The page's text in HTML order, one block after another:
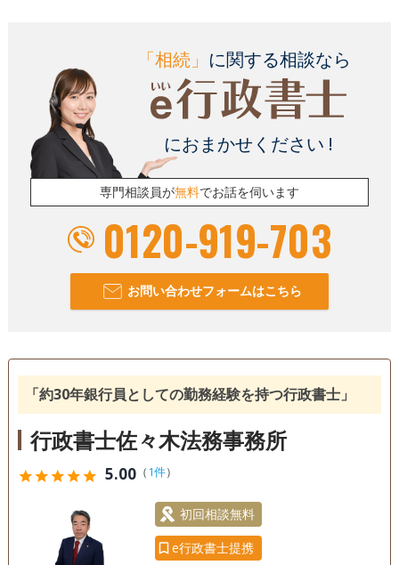
ンで高値売却したり、遺産分割後の親族間不動産売買や不動
産交換契約、相続の前後でもご相談いただける「相続不動産
の共有回避、共有解消」や、相続土地国庫帰属制度による国
に対する土地所有権放棄も申請から契約・決済まで、ワンス
トップで完全サポートしております。
電話相談可 土日相談可 初回相談無料
18時以降相談可 事務所面談可
「相続」 に関する相談なら
におまかせください !
専門相談員が無料でお話を伺います
0120-919-703
お問い合わせフォームはこちら
「約30年銀行員としての勤務経験を持つ行政書士」
行政書士佐々木法務事務所
starstarstarstarstar 5.00（1件）
初回相談無料
e行政書士提携